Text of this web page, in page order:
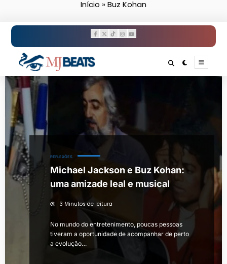
Início »Buz Kohan
REFLEXÕES
Michael Jackson e Buz Kohan:
uma amizade leal e musical
3 Minutos de leitura
No mundo do entretenimento, poucas pessoas
tiveram a oportunidade de acompanhar de perto
a evolução…